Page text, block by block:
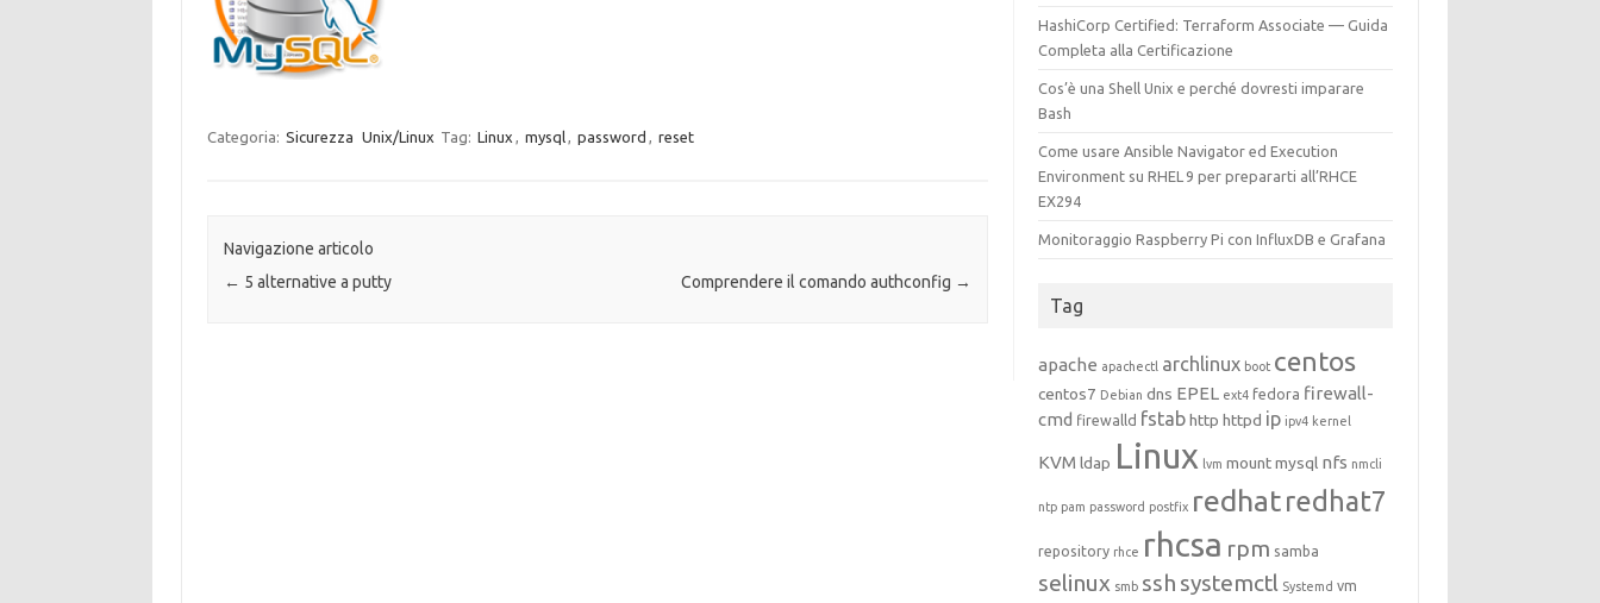
Categoria: Sicurezza Unix/Linux Tag: Linux , mysql, password , reset
Navigazione articolo
← 5 alternative a putty Comprendere il comando authconfig →
HashiCorp Certified: Terraform Associate — Guida
Completa alla Certificazione
Cos’è una Shell Unix e perché dovresti imparare
Bash
Come usare Ansible Navigator ed Execution
Environment su RHEL 9 per prepararti all’RHCE
EX294
Monitoraggio Raspberry Pi con InfluxDB e Grafana
Tag
apache apachectl archlinux boot centos
centos7 Debian dns EPEL ext4 fedora firewall-
cmd firewalld fstab http httpd ip ipv4 kernel
KVM ldap Linux lvm mount mysql nfs nmcli
ntp pam password postfix redhatredhat7
repository rhce rhcsa rpm samba
selinux smb ssh systemctl Systemd vm